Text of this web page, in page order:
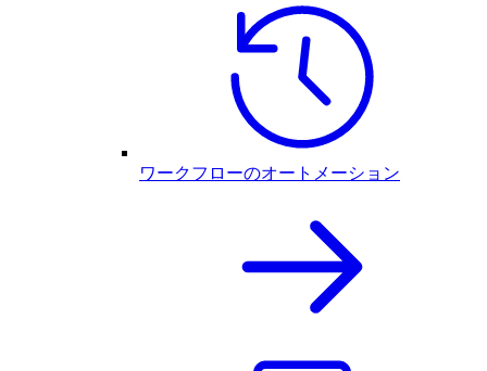
ワークフローのオートメーション